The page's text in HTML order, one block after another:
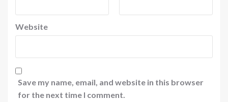
Website
Save my name, email, and website in this browser
for the next time I comment.